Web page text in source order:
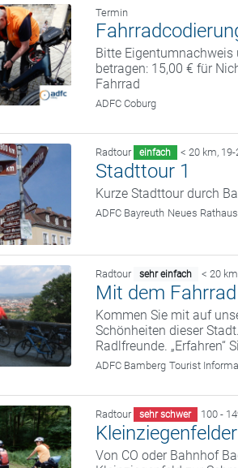
Termin
Bitte Eigentumnachweis
betragen: 15,00 € für
Fahrrad
ADFC Coburg
Radtour einfach < 20 km,
Stadttour 1
Kurze Stadttour durch
ADFC Bayreuth Neues
Radtour sehr einfach < 20 km
Mit dem
Kommen Sie mit auf
Schönheiten dieser
Radlfreunde. „Erfahren“
ADFC Bamberg Tourist
Radtour sehr schwer 100 -
Von CO oder Bahnhof